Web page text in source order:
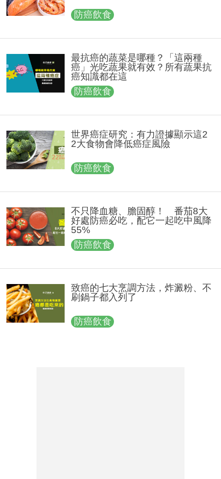
防癌飲食
最抗癌的蔬菜是哪種？「這兩種
癌」光吃蔬果就有效？所有蔬果抗
癌知識都在這
防癌飲食
世界癌症研究：有力證據顯示這2
2大食物會降低癌症風險
防癌飲食
不只降血糖、膽固醇！ 番茄8大
好處防癌必吃，配它一起吃中風降
55%
防癌飲食
致癌的七大烹調方法，炸澱粉、不
刷鍋子都入列了
防癌飲食